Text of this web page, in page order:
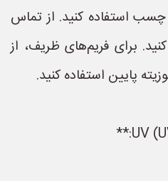
استفاده کنید. از تماس
برای فریم‌های ظریف، از
پایین استفاده کنید.